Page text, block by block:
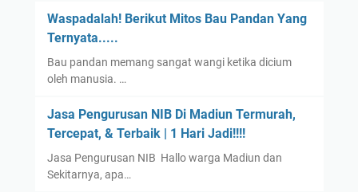
Waspadalah! Berikut Mitos Bau Pandan Yang
Ternyata.....
Bau pandan memang sangat wangi ketika dicium
oleh manusia. …
Jasa Pengurusan NIB Di Madiun Termurah,
Tercepat, & Terbaik | 1 Hari Jadi!!!!
Jasa Pengurusan NIB Hallo warga Madiun dan
Sekitarnya, apa…